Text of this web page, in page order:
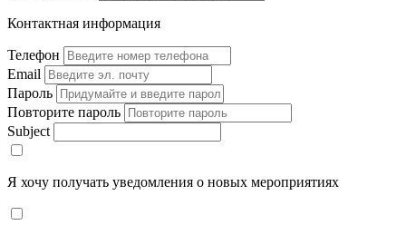
Контактная информация
Телефон
Email
Пароль
Повторите пароль
Subject
Я хочу получать уведомления о новых мероприятиях